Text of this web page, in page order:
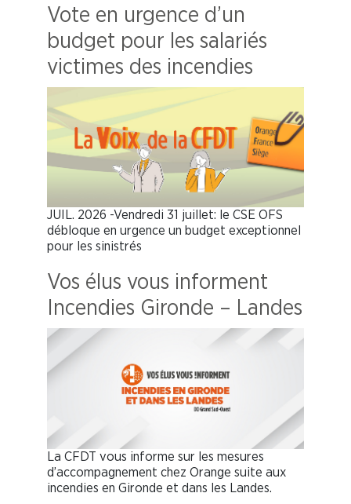
Vote en urgence d’un
budget pour les salariés
victimes des incendies
JUIL. 2026 -Vendredi 31 juillet: le CSE OFS
débloque en urgence un budget exceptionnel
pour les sinistrés
Vos élus vous informent
Incendies Gironde – Landes
La CFDT vous informe sur les mesures
d’accompagnement chez Orange suite aux
incendies en Gironde et dans les Landes.